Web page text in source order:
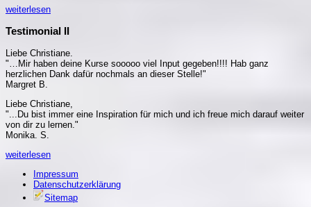
weiterlesen
Testimonial II
Liebe Christiane.
"…Mir haben deine Kurse sooooo viel Input gegeben!!!! Hab ganz
herzlichen Dank dafür nochmals an dieser Stelle!"
Margret B.
Liebe Christiane,
"...Du bist immer eine Inspiration für mich und ich freue mich darauf weiter
von dir zu lernen."
Monika. S.
weiterlesen
Impressum
Datenschutzerklärung
Sitemap